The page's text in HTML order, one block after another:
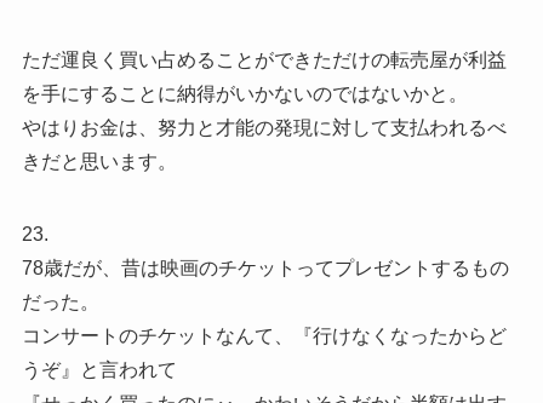
ただ運良く買い占めることができただけの転売屋が利益
を手にすることに納得がいかないのではないかと。
やはりお金は、努力と才能の発現に対して支払われるべ
きだと思います。
23.
78歳だが、昔は映画のチケットってプレゼントするもの
だった。
コンサートのチケットなんて、『行けなくなったからど
うぞ』と言われて